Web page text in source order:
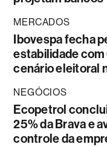
MERCADOS
Ibovespa fecha
estabilidade com
cenário eleitoral
NEGÓCIOS
Ecopetrol
25% da Brava e
controle da